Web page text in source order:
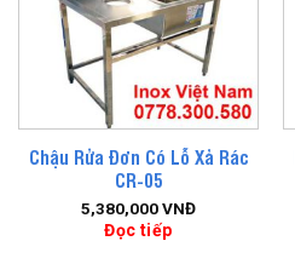
Chậu Rửa Đơn Có Lỗ Xả Rác
CR-05
5,380,000VNĐ
Đọc tiếp